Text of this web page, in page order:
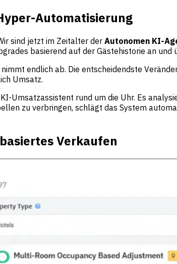
Automatisierung
sind jetzt im Zeitalter der Autonomen KI-
basierend auf der Gästehistorie an und
endlich ab. Die entscheidendste
Umsatz.
Umsatzassistent rund um die Uhr. Es
zu verbringen, schlägt das System
Verkaufen